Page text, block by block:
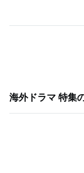
海外ドラマ 特集